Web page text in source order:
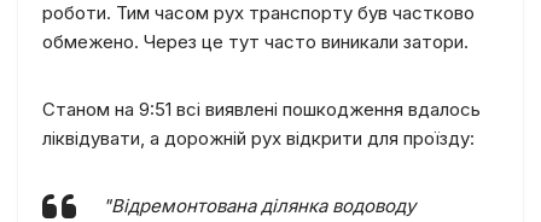
роботи. Тим часом рух транспорту був частково
обмежено. Через це тут часто виникали затори.
Станом на 9:51 всі виявлені пошкодження вдалось
ліквідувати, а дорожній рух відкрити для проїзду:
"Відремонтована ділянка водоводу